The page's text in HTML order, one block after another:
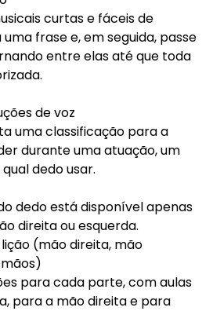
curtas e fáceis de
frase e, em seguida, passe
entre elas até que toda
de voz
uma classificação para a
durante uma atuação, um
dedo usar.
dedo está disponível apenas
direita ou esquerda.
(mão direita, mão
para cada parte, com aulas
para a mão direita e para